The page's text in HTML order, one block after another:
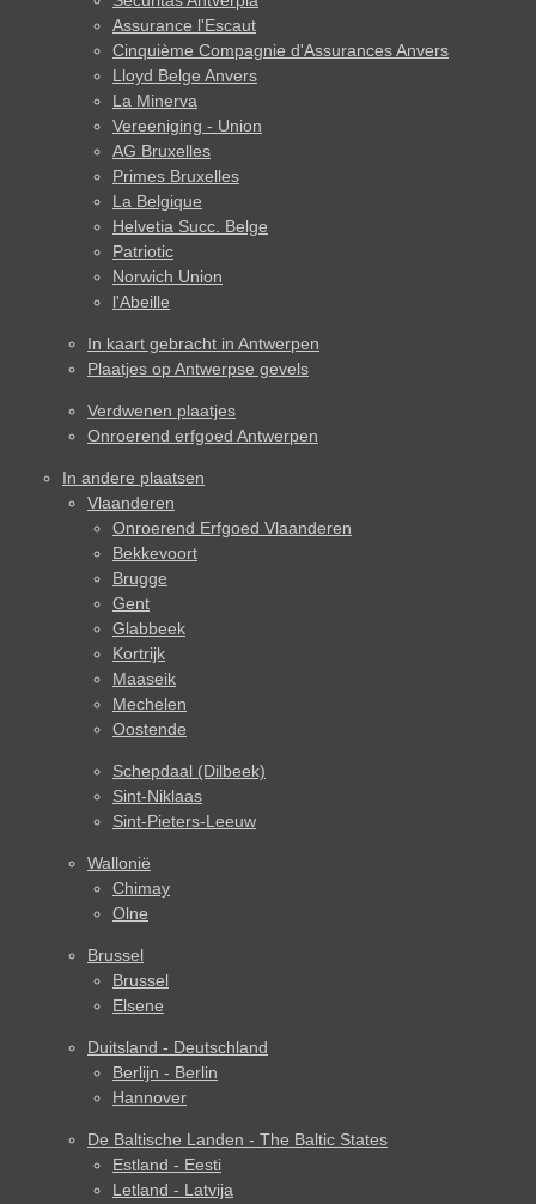
Assurance l'Escaut
Cinquième Compagnie d'Assurances Anvers
Lloyd Belge Anvers
La Minerva
Vereeniging - Union
AG Bruxelles
Primes Bruxelles
La Belgique
Helvetia Succ. Belge
Patriotic
Norwich Union
l'Abeille
In kaart gebracht in Antwerpen
Plaatjes op Antwerpse gevels
Verdwenen plaatjes
Onroerend erfgoed Antwerpen
In andere plaatsen
Vlaanderen
Onroerend Erfgoed Vlaanderen
Bekkevoort
Brugge
Gent
Glabbeek
Kortrijk
Maaseik
Mechelen
Oostende
Schepdaal (Dilbeek)
Sint-Niklaas
Sint-Pieters-Leeuw
Wallonië
Chimay
Olne
Brussel
Brussel
Elsene
Duitsland - Deutschland
Berlijn - Berlin
Hannover
De Baltische Landen - The Baltic States
Estland - Eesti
Letland - Latvija